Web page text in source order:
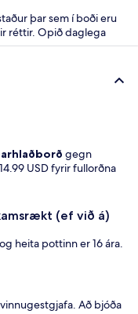
þar sem í boði eru
réttir. Opið daglega
gegn
USD fyrir fullorðna
(ef við á)
heita pottinn er 16 ára.
Að bjóða